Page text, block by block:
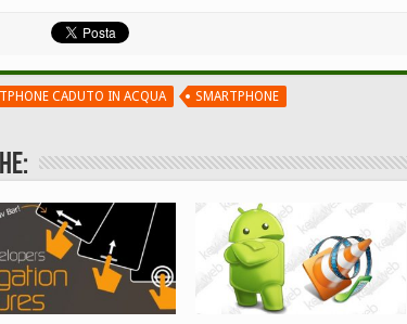
CADUTO IN ACQUA SMARTPHONE